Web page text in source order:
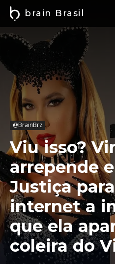
brain Brasil
@BrainBrz
Viu isso?
arrepende
Justiça
internet a
que ela
coleira do